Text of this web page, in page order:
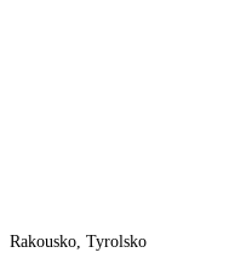
Rakousko, Tyrolsko